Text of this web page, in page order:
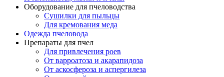
Оборудование для пчеловодства
Сушилки для пыльцы
Для кремования меда
Одежда пчеловода
Препараты для пчел
Для привлечения роев
От варроатоза и акарапидоза
От аскосфероза и аспергилеза